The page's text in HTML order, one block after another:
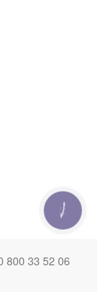
800 33 52 06
КНОПКА
ЗВ'ЯЗКУ